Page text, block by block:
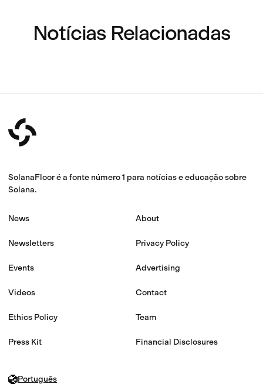
Notícias Relacionadas
SolanaFloor é a fonte número 1 para notícias e educação sobre
Solana.
News
Newsletters
Events
Videos
Ethics Policy
Press Kit
About
Privacy Policy
Advertising
Contact
Team
Financial Disclosures
Português